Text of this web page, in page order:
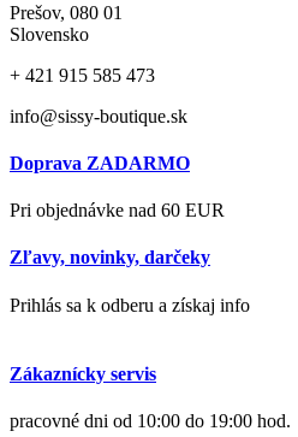
Prešov, 080 01
Slovensko
+ 421 915 585 473
info@sissy-boutique.sk
Doprava ZADARMO
Pri objednávke nad 60 EUR
Zľavy, novinky, darčeky
Prihlás sa k odberu a získaj info
Zákaznícky servis
pracovné dni od 10:00 do 19:00 hod.